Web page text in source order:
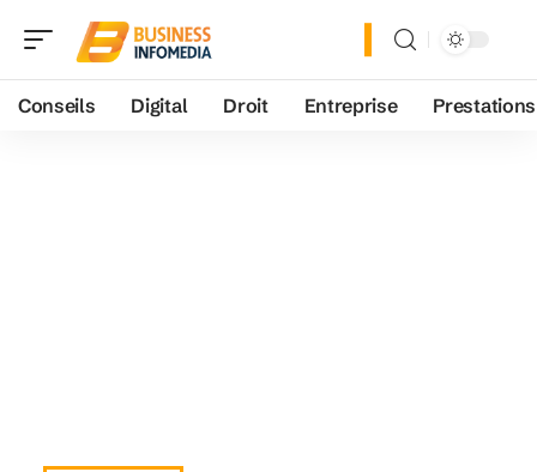
Conseils Digital Droit Entreprise Prestations